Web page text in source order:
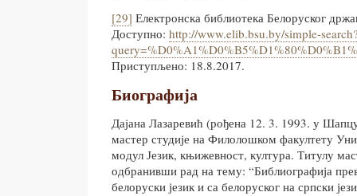
[29] Електронска библиотека Белоруског
Доступно: http://www.elib.bsu.by/simple-
Приступљено: 18.8.2017.
Биографија
Дајана Лазаревић (рођена 12. 3. 1993. у
мастер студије на Филолошком факултету
модул Језик, књижевност, култура. Титулу
одбранивши рад на тему: “Библиографија
белоруски језик и са белоруског на српски